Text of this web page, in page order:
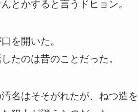
とかすると言うドヒョン。
を開いた。
たのは昔のことだった。
名はそそがれたが、ねつ造